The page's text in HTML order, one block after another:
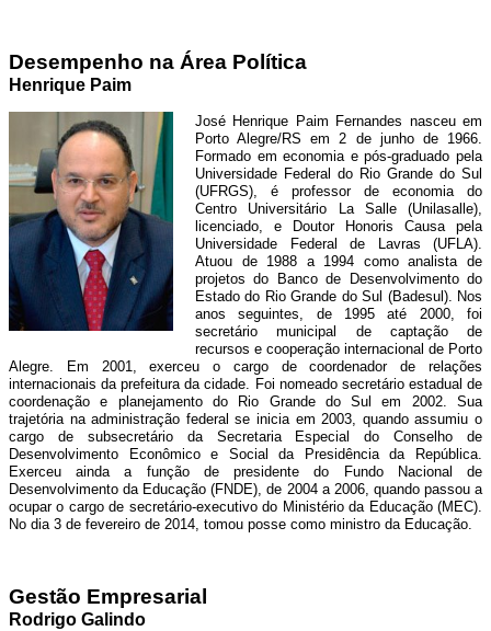
Desempenho na Área Política
Henrique Paim
José Henrique Paim Fernandes nasceu em
Porto Alegre/RS em 2 de junho de 1966.
Formado em economia e pós-graduado pela
Universidade Federal do Rio Grande do Sul
(UFRGS), é professor de economia do
Centro Universitário La Salle (Unilasalle),
licenciado, e Doutor Honoris Causa pela
Universidade Federal de Lavras (UFLA).
Atuou de 1988 a 1994 como analista de
projetos do Banco de Desenvolvimento do
Estado do Rio Grande do Sul (Badesul). Nos
anos seguintes, de 1995 até 2000, foi
secretário municipal de captação de
recursos e cooperação internacional de Porto
Alegre. Em 2001, exerceu o cargo de coordenador de relações
internacionais da prefeitura da cidade. Foi nomeado secretário estadual de
coordenação e planejamento do Rio Grande do Sul em 2002. Sua
trajetória na administração federal se inicia em 2003, quando assumiu o
cargo de subsecretário da Secretaria Especial do Conselho de
Desenvolvimento Econômico e Social da Presidência da República.
Exerceu ainda a função de presidente do Fundo Nacional de
Desenvolvimento da Educação (FNDE), de 2004 a 2006, quando passou a
ocupar o cargo de secretário-executivo do Ministério da Educação (MEC).
No dia 3 de fevereiro de 2014, tomou posse como ministro da Educação.
Gestão Empresarial
Rodrigo Galindo